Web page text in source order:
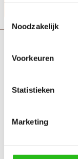
Noodzakelijk
Voorkeuren
Statistieken
Marketing
(Uitlopend)